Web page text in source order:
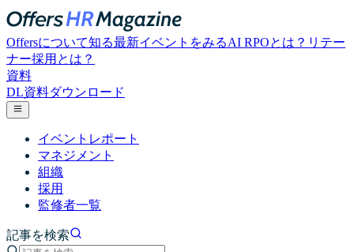
Offersについて知る最新イベントをみるAI RPOとは？ リテー
ナー採用とは？
資料
DL資料ダウンロード
イベントレポート
マネジメント
組織
採用
監修者一覧
記事を検索